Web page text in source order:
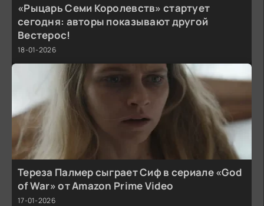
«Рыцарь Семи Королевств» стартует
сегодня: авторы показывают другой
Вестерос!
18-01-2026
Тереза Палмер сыграет Сиф в сериале «God
of War» от Amazon Prime Video
17-01-2026